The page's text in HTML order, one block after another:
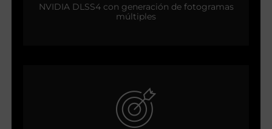
NVIDIA DLSS4 con generación de fotogramas
múltiples